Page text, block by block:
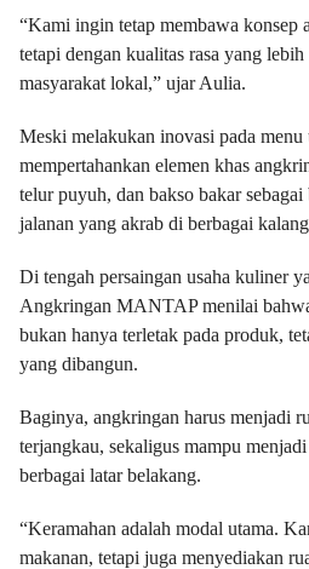
“Kami ingin tetap membawa konsep
tetapi dengan kualitas rasa yang lebih
masyarakat lokal,” ujar Aulia.
Meski melakukan inovasi pada menu
mempertahankan elemen khas
telur puyuh, dan bakso bakar
jalanan yang akrab di berbagai
Di tengah persaingan usaha kuliner
Angkringan MANTAP menilai
bukan hanya terletak pada produk,
yang dibangun.
Baginya, angkringan harus menjadi
terjangkau, sekaligus mampu
berbagai latar belakang.
“Keramahan adalah modal utama.
makanan, tetapi juga menyediakan